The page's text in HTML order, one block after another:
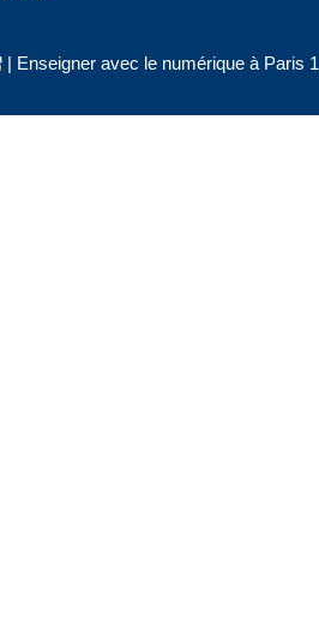
| Enseigner avec le numérique à Paris 1